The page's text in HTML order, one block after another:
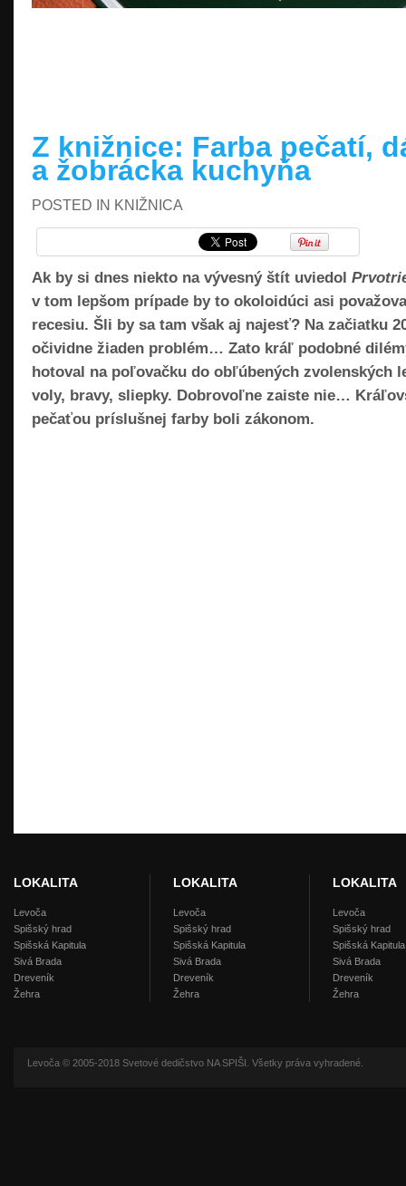
Z knižnice: Farba pečatí,
a žobrácka kuchyňa
POSTED IN KNIŽNICA
Ak by si dnes niekto na vývesný štít uviedol
v tom lepšom prípade by to okoloidúci asi
recesiu. Šli by sa tam však aj najesť? Na začiatku
očividne žiaden problém… Zato kráľ podobné
hotoval na poľovačku do obľúbených zvolenských
voly, bravy, sliepky. Dobrovoľne zaiste nie…
pečaťou príslušnej farby boli zákonom.
LOKALITA
Levoča
Spišský hrad
Spišská Kapitula
Sivá Brada
Dreveník
Žehra
LOKALITA
Levoča
Spišský hrad
Spišská Kapitula
Sivá Brada
Dreveník
Žehra
LOKALITA
Levoča
Spišský hrad
Spišská Kapitula
Sivá Brada
Dreveník
Žehra
Levoča © 2005-2018 Svetové dedičstvo NA SPIŠI. Všetky práva vyhradené.